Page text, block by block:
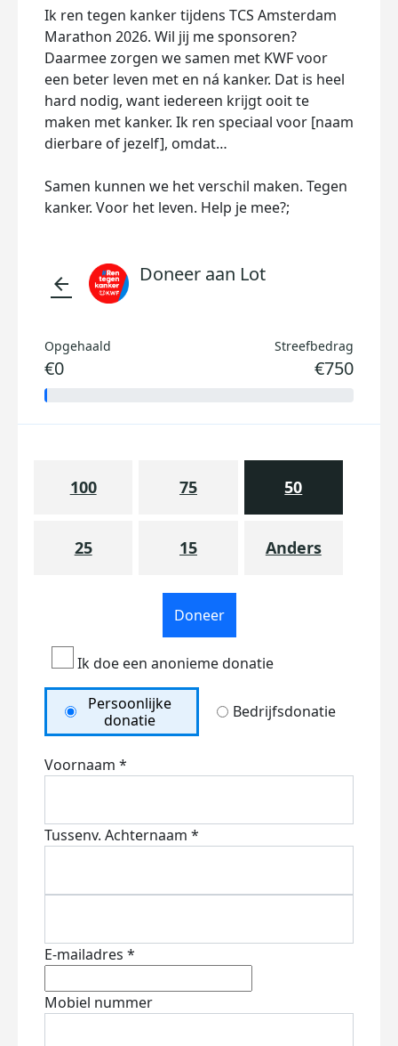
Ik ren tegen kanker tijdens TCS Amsterdam
Marathon 2026. Wil jij me sponsoren?
Daarmee zorgen we samen met KWF voor
een beter leven met en ná kanker. Dat is heel
hard nodig, want iedereen krijgt ooit te
maken met kanker. Ik ren speciaal voor [naam
dierbare of jezelf], omdat…
Samen kunnen we het verschil maken. Tegen
kanker. Voor het leven. Help je mee?;
arrow_back Doneer aan Lot
Opgehaald
€0
Streefbedrag
€750
100 75 50
25 15 Anders
Doneer
Ik doe een anonieme donatie
Persoonlijke
donatie
Bedrijfsdonatie
Voornaam *
Tussenv. Achternaam *
E-mailadres *
Mobiel nummer